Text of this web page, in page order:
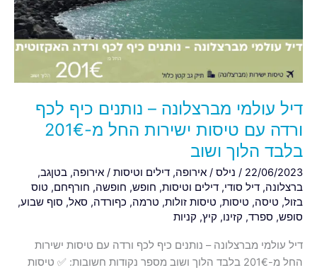
דיל עולמי מברצלונה – נותנים כיף לכף
ורדה עם טיסות ישירות החל מ-201€
בלבד הלוך ושוב
22/06/2023
/ נילס/אירופה,דילים וטיסות/אירופה,בטןגב,
ברצלונה,דיל סודי,דילים וטיסות,חופש,חופשה,חורףחם,טוס
בזול,טיסה,טיסות,טיסות זולות,טרמה,כףורדה,סאל,סוף שבוע,
סופש,ספרד,קזינו,קיץ,קניות
דיל עולמי מברצלונה – נותנים כיף לכף ורדה עם טיסות ישירות
החל מ-201€ בלבד הלוך ושוב מספר נקודות חשובות: ✅ טיסות
ורדה
טיסות
החל
מ-201€
בלבד
הלוך
ושוב